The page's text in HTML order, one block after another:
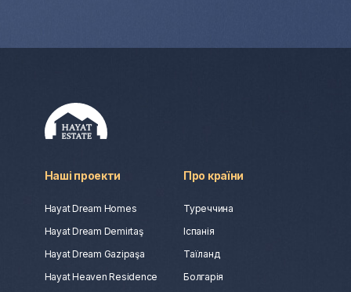
Наші проекти
Hayat Dream Homes
Hayat Dream Demirtaş
Hayat Dream Gazipaşa
Hayat Heaven Residence
Про країни
Туреччина
Іспанія
Таїланд
Болгарія